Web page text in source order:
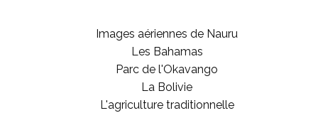
Images aériennes de Nauru
Les Bahamas
Parc de l'Okavango
La Bolivie
L'agriculture traditionnelle